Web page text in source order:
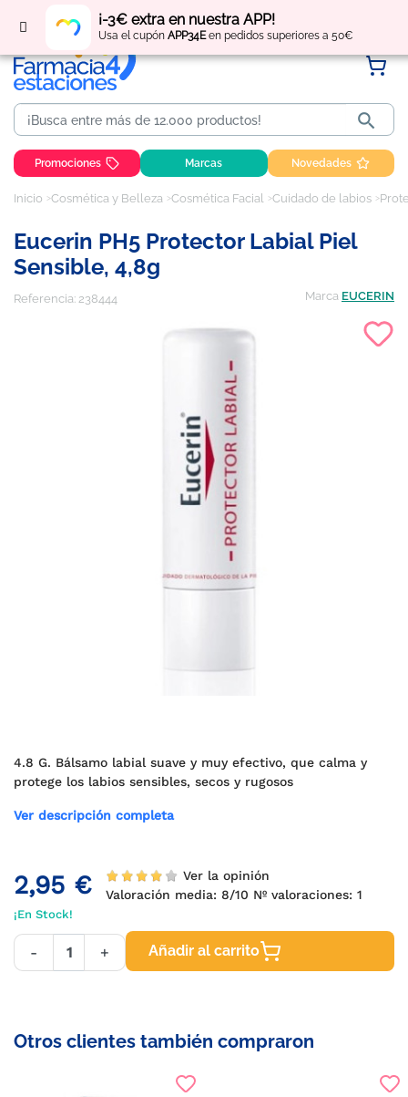
¡-3€ extra en nuestra APP!
Usa el cupón APP34Een pedidos superiores a 50€
Regístratey obtén puntos por tus compras

Promociones Marcas Novedades
Inicio Cosmética y Belleza Cosmética Facial Cuidado de labios
Eucerin PH5 Protector Labial Piel
Sensible, 4,8g
Referencia: 238444 Marca EUCERIN
4.8 G. Bálsamo labial suave y muy efectivo, que calma y
protege los labios sensibles, secos y rugosos
Ver descripción completa
2,95 €
Ver la opinión
Valoración media: 8/10 Nº valoraciones: 1
¡En Stock!
- + Añadir al carrito
Otros clientes también compraron